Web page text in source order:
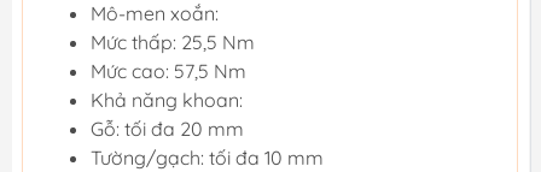
Mô-men xoắn:
Mức thấp: 25,5 Nm
Mức cao: 57,5 Nm
Khả năng khoan:
Gỗ: tối đa 20 mm
Tường/gạch: tối đa 10 mm